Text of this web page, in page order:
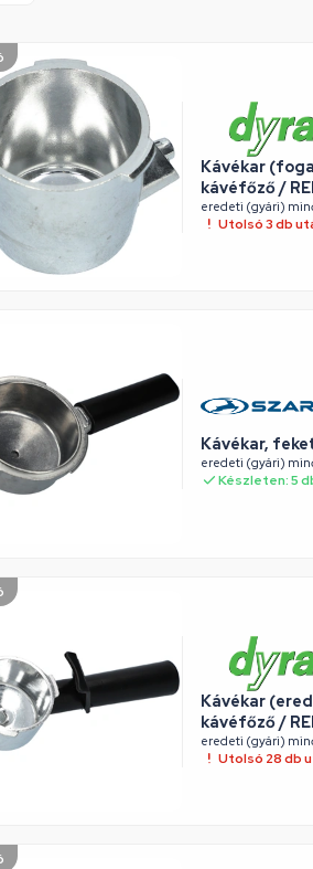
Kávékar
kávéfőző /
eredeti (gyári)
Utolsó 3 db
Kávékar,
eredeti (gyári)
Készleten: 5
Kávékar
kávéfőző /
eredeti (gyári)
Utolsó 28 db